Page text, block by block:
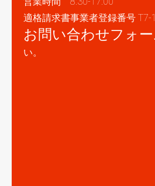
適格請求書事業者登録番号 T7-
お問い合わせフォー
い。